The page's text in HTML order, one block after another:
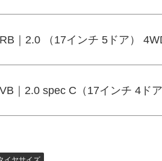
｜2.0 （17インチ 5ドア）
｜2.0 spec C（17インチ 4ド